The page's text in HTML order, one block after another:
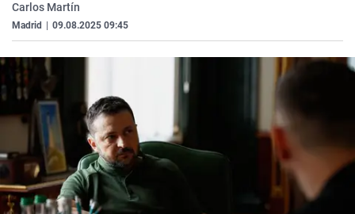
Carlos Martín
Madrid 09.08.2025 09:45